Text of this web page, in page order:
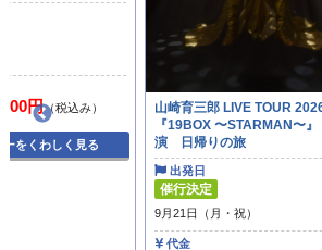
山崎育三郎 LIVE TOUR 2026
『19BOX 〜STARMAN〜』 富山公
演 日帰りの旅
五重塔
み温泉「
出発日
代金
大人／
こ